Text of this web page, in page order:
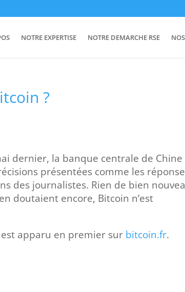
NOTRE EXPERTISE NOTRE DEMARCHE RSE
?
dernier, la banque centrale de Chine
présentées comme les
des journalistes. Rien de bien
doutaient encore, Bitcoin n’est
est apparu en premier sur bitcoin.fr.